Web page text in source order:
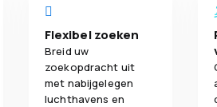
Flexibel zoeken
Breid uw
zoekopdracht uit
met nabijgelegen
luchthavens en